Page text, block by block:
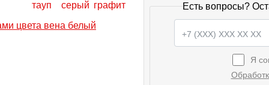
Есть вопросы?
Я